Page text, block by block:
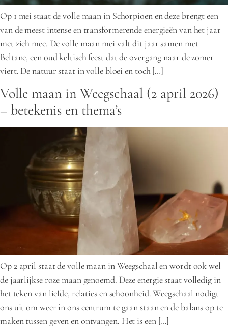
Op 1 mei staat de volle maan in Schorpioen en deze brengt een
van de meest intense en transformerende energieën van het jaar
met zich mee. De volle maan mei valt dit jaar samen met
Beltane, een oud keltisch feest dat de overgang naar de zomer
viert. De natuur staat in volle bloei en toch […]
Volle maan in Weegschaal (2 april 2026)
– betekenis en thema’s
Op 2 april staat de volle maan in Weegschaal en wordt ook wel
de jaarlijkse roze maan genoemd. Deze energie staat volledig in
het teken van liefde, relaties en schoonheid. Weegschaal nodigt
ons uit om weer in ons centrum te gaan staan en de balans op te
maken tussen geven en ontvangen. Het is een […]